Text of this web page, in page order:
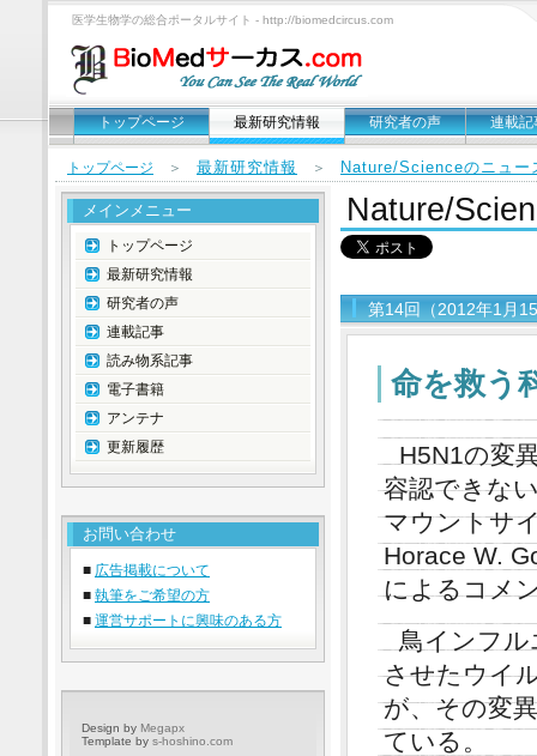
医学生物学の総合ポータルサイト - http://biomedcircus.com
トップページ 最新研究情報 研究者の声 連載記
トップページ ＞ 最新研究情報 ＞ Nature/Scienceのニュー
Nature/
第14回（2012年1月
命を救う
H5N1の変
容認できな
マウントサ
Horace W.
によるコメ
鳥インフ
させたウイ
が、その変
ている。
メインメニュー
トップページ
最新研究情報
研究者の声
連載記事
読み物系記事
電子書籍
アンテナ
更新履歴
お問い合わせ
■ 広告掲載について
■ 執筆をご希望の方
■ 運営サポートに興味のある方
Design by Megapx
Template by s-hoshino.com